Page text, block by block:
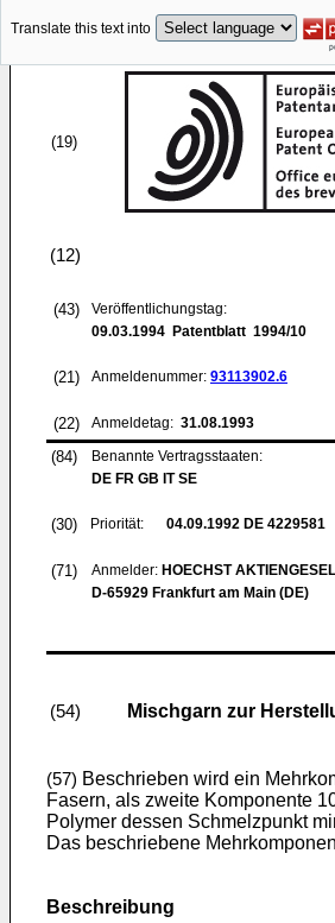
Translate this text into
(19)
(12)
(43)
Veröffentlichungstag:
09.03.1994 Patentblatt 1994/10
(21) Anmeldenummer: 93113902.6
(22) Anmeldetag: 31.08.1993
(84)
Benannte Vertragsstaaten:
DE FR GB IT SE
(30) Priorität: 04.09.1992 DE 4229581
(71) Anmelder: HOECHST
D-65929 Frankfurt am Main (DE)
(54) Mischgarn zur
(57) Beschrieben wird ein
Fasern, als zweite Komponente
Polymer dessen Schmelzpunkt
Das beschriebene
Beschreibung